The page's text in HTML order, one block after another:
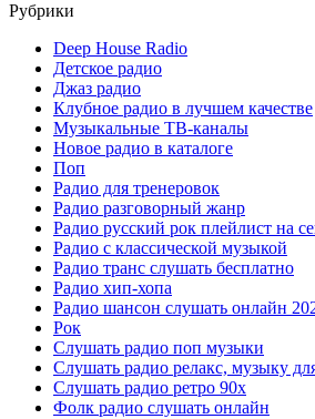
Рубрики
Deep House Radio
Детское радио
Джаз радио
Клубное радио в лучшем качестве
Музыкальные ТВ-каналы
Новое радио в каталоге
Поп
Радио для тренеровок
Радио разговорный жанр
Радио русский рок плейлист на
Радио с классической музыкой
Радио транс слушать бесплатно
Радио хип-хопа
Радио шансон слушать онлайн
Рок
Слушать радио поп музыки
Слушать радио релакс, музыку
Слушать радио ретро 90х
Фолк радио слушать онлайн